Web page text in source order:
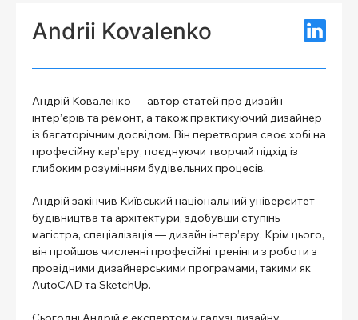
Andrii Kovalenko
Андрій Коваленко — автор статей про дизайн
інтер’єрів та ремонт, а також практикуючий дизайнер
із багаторічним досвідом. Він перетворив своє хобі на
професійну кар’єру, поєднуючи творчий підхід із
глибоким розумінням будівельних процесів.
Андрій закінчив Київський національний університет
будівництва та архітектури, здобувши ступінь
магістра, спеціалізація — дизайн інтер’єру. Крім цього,
він пройшов численні професійні тренінги з роботи з
провідними дизайнерськими програмами, такими як
AutoCAD та SketchUp.